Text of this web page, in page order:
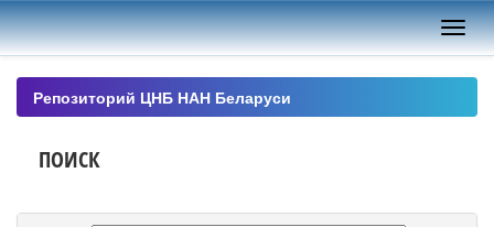
Skip
navigation
Репозиторий ЦНБ НАН Беларуси
ПОИСК